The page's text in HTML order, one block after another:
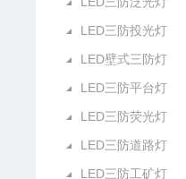
LED三防投光灯
LED壁式三防灯
LED三防平台灯
LED三防荧光灯
LED三防道路灯
LED三防工矿灯